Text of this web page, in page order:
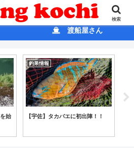
ブログ
渡船屋さん
始
釣果情報
【宇佐】タカバエに初出陣！！
検索